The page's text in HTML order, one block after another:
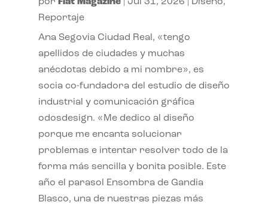
Reportaje
Ana Segovia Ciudad Real, «tengo
apellidos de ciudades y muchas
anécdotas debido a mi nombre», es
socia co-fundadora del estudio de diseño
industrial y comunicación gráfica
odosdesign. «Me dedico al diseño
porque me encanta solucionar
problemas e intentar resolver todo de la
forma más sencilla y bonita posible. Este
año el parasol Ensombra de Gandia
Blasco, una de nuestras piezas más